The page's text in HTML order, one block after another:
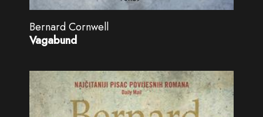
Bernard Cornwell
Vagabund